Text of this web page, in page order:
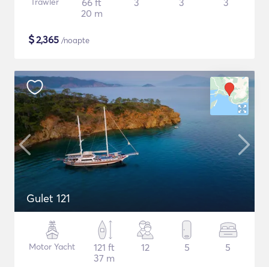
66 ft
20 m
3 3 3
$2,365 /noapte
Gulet 121
Motor Yacht
121 ft
37 m
12 5 5